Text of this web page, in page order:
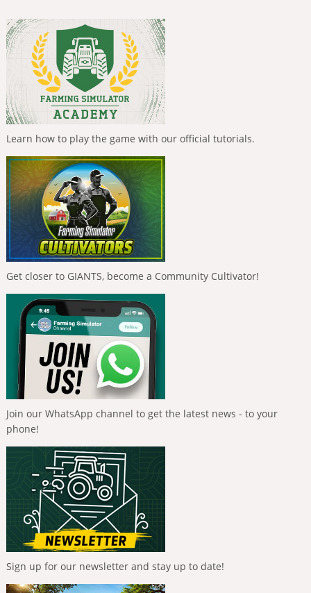
Learn how to play the game with our official tutorials.
Get closer to GIANTS, become a Community Cultivator!
Join our WhatsApp channel to get the latest news - to your
phone!
Sign up for our newsletter and stay up to date!